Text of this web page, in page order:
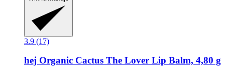
3.9 (17)
hej Organic Cactus The Lover Lip Balm, 4,80 g